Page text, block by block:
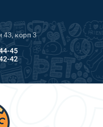
43, корп 3
45
42